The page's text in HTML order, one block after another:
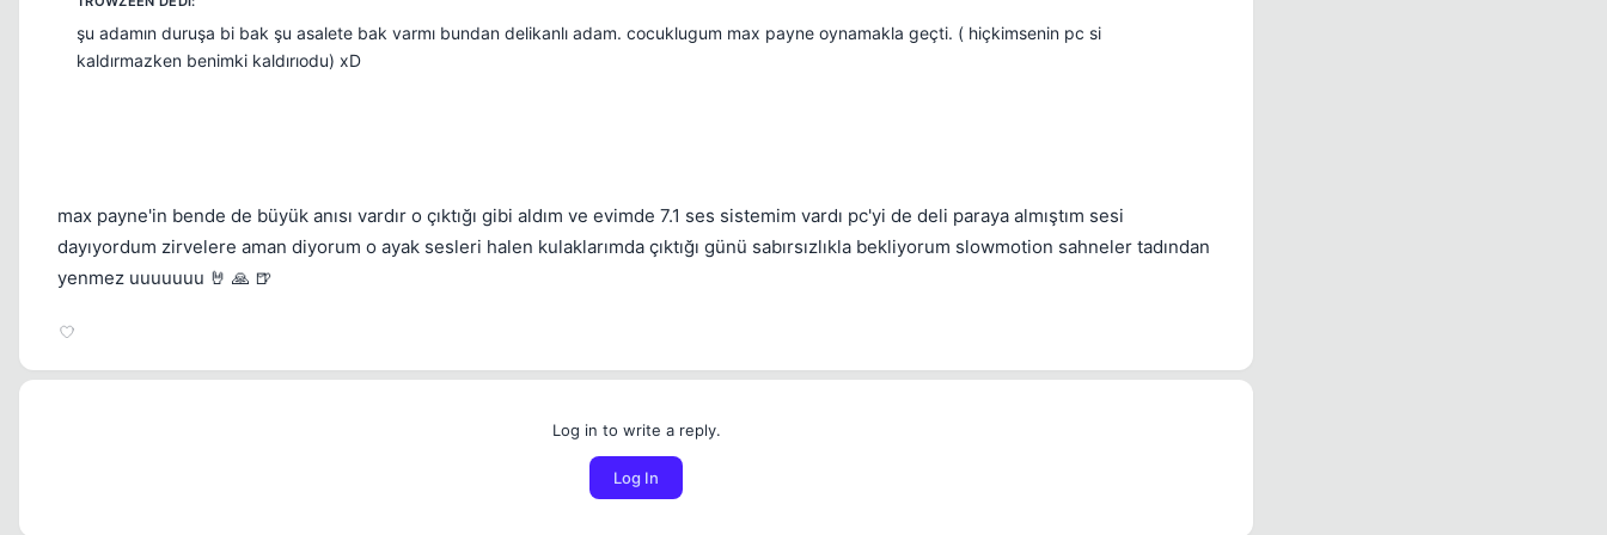
şu adamın duruşa bi bak şu asalete bak varmı bundan delikanlı adam. cocuklugum max payne oynamakla geçti. ( hiçkimsenin pc si
kaldırmazken benimki kaldırıodu) xD
max payne'in bende de büyük anısı vardır o çıktığı gibi aldım ve evimde 7.1 ses sistemim vardı pc'yi de deli paraya almıştım sesi
dayıyordum zirvelere aman diyorum o ayak sesleri halen kulaklarımda çıktığı günü sabırsızlıkla bekliyorum slowmotion sahneler tadından
yenmez uuuuuuu 🤘 🙏 🍺
Log in to write a reply.
Log In